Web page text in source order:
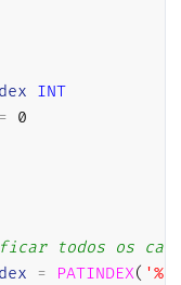
INT
= 0
todos os
= PATINDEX(